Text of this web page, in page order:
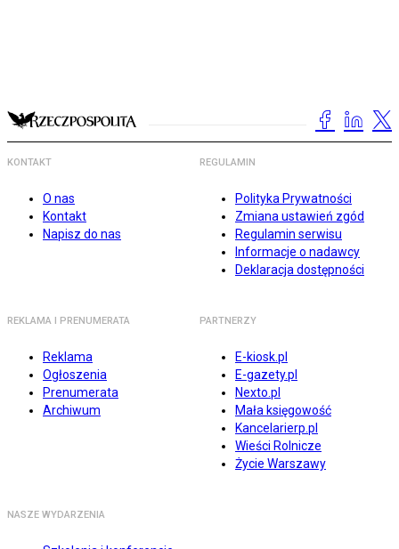
KONTAKT
O nas
Kontakt
Napisz do nas
REGULAMIN
Polityka Prywatności
Zmiana ustawień zgód
Regulamin serwisu
Informacje o nadawcy
Deklaracja dostępności
REKLAMA I PRENUMERATA
Reklama
Ogłoszenia
Prenumerata
Archiwum
PARTNERZY
E-kiosk.pl
E-gazety.pl
Nexto.pl
Mała księgowość
Kancelarierp.pl
Wieści Rolnicze
Życie Warszawy
NASZE WYDARZENIA